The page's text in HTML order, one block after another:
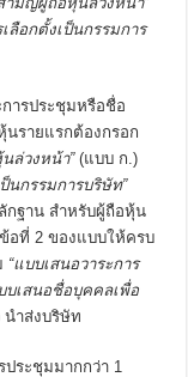
ลือกตั้งเป็นกรรมการ
ารประชุมหรือชื่อ
รายแรกต้องกรอก
ล่วงหน้า”(แบบ ก.)
นกรรมการบริษัท”
กฐาน สำหรับผู้ถือหุ้น
อที่ 2 ของแบบให้ครบ
“แบบเสนอวาระการ
บเสนอชื่อบุคคลเพื่อ
นำส่งบริษัท
ระชุมมากกว่า 1